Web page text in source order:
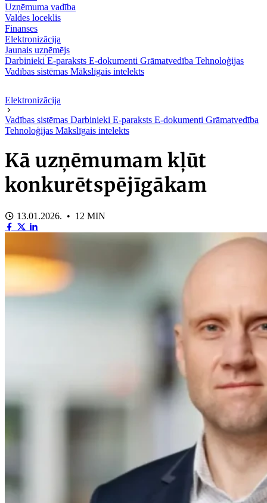
Uzņēmuma vadība
Valdes loceklis
Finanses
Elektronizācija
Jaunais uzņēmējs
Darbinieki E-paraksts E-dokumenti Grāmatvedība Tehnoloģijas
Vadības sistēmas Mākslīgais intelekts
Elektronizācija
Vadības sistēmas Darbinieki E-paraksts E-dokumenti Grāmatvedība
Tehnoloģijas Mākslīgais intelekts
Kā uzņēmumam kļūt
konkurētspējīgākam
13.01.2026. • 12 MIN